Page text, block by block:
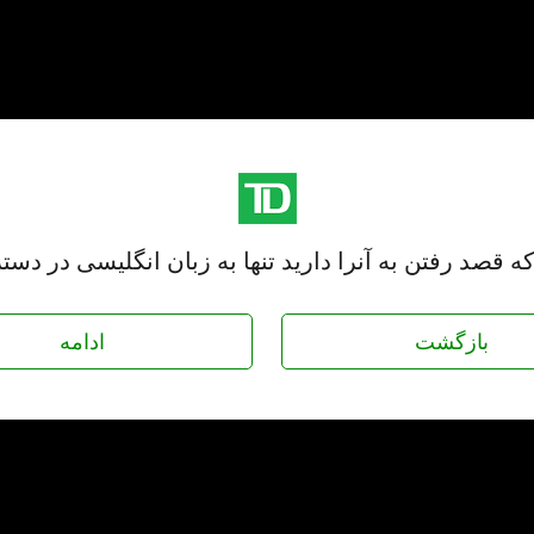
قصد رفتن به آنرا دارید تنها به زبان انگلیسی در
بازگشت ادامه